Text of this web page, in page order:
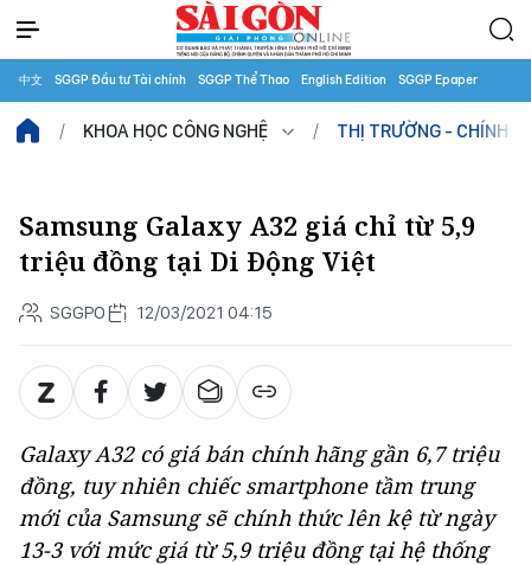
中文 SGGP Đầu tư Tài chính SGGP Thể Thao English Edition SGGP Epaper
KHOA HỌC CÔNG NGHỆ THỊ TRƯỜNG - CHÍNH
Samsung Galaxy A32 giá chỉ từ 5,9
triệu đồng tại Di Động Việt
SGGPO 12/03/2021 04:15
Galaxy A32 có giá bán chính hãng gần 6,7 triệu
đồng, tuy nhiên chiếc smartphone tầm trung
mới của Samsung sẽ chính thức lên kệ từ ngày
13-3 với mức giá từ 5,9 triệu đồng tại hệ thống